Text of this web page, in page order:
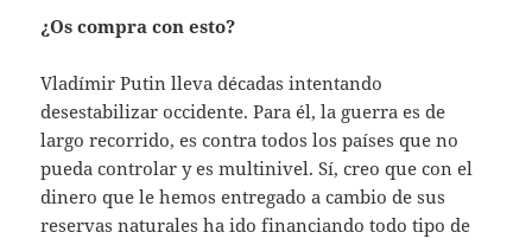
¿Os compra con esto?
Vladímir Putin lleva décadas intentando
desestabilizar occidente. Para él, la guerra es de
largo recorrido, es contra todos los países que no
pueda controlar y es multinivel. Sí, creo que con el
dinero que le hemos entregado a cambio de sus
reservas naturales ha ido financiando todo tipo de